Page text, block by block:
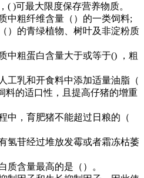
( )可最大限度保存营养物质。
中粗纤维含量（）的一类饲料;
）的青绿植物、树叶及非淀粉质
中粗蛋白含量大于或等于() ，粗
工乳和开食料中添加适量油脂（
料的适口性，且提高仔猪的增重
中，育肥猪不能超过日粮的（
氢苷经过堆放发霉或者霜冻枯萎
质含量最高的是（）。